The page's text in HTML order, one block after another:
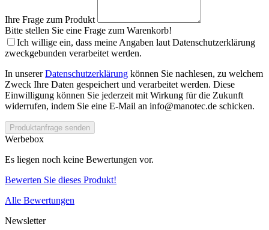
Ihre Frage zum Produkt
Bitte stellen Sie eine Frage zum Warenkorb!
Ich willige ein, dass meine Angaben laut Datenschutzerklärung
zweckgebunden verarbeitet werden.
In unsererDatenschutzerklärung können Sie nachlesen, zu welchem
Zweck Ihre Daten gespeichert und verarbeitet werden. Diese
Einwilligung können Sie jederzeit mit Wirkung für die Zukunft
widerrufen, indem Sie eine E-Mail an info@manotec.de schicken.
Produktanfrage senden
Werbebox
Es liegen noch keine Bewertungen vor.
Bewerten Sie dieses Produkt!
Alle Bewertungen
Newsletter